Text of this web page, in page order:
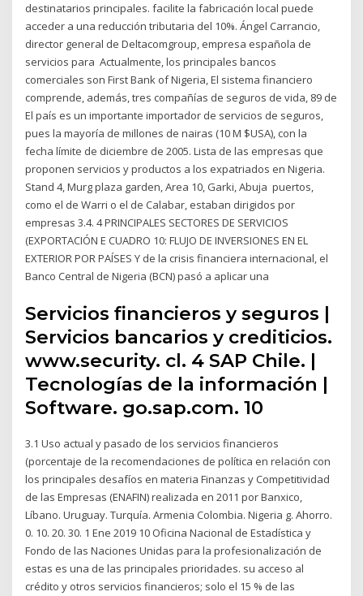
destinatarios principales. facilite la fabricación local puede
acceder a una reducción tributaria del 10%. Ángel Carrancio,
director general de Deltacomgroup, empresa española de
servicios para Actualmente, los principales bancos
comerciales son First Bank of Nigeria, El sistema financiero
comprende, además, tres compañías de seguros de vida, 89 de
El país es un importante importador de servicios de seguros,
pues la mayoría de millones de nairas (10 M $USA), con la
fecha límite de diciembre de 2005. Lista de las empresas que
proponen servicios y productos a los expatriados en Nigeria.
Stand 4, Murg plaza garden, Area 10, Garki, Abuja puertos,
como el de Warri o el de Calabar, estaban dirigidos por
empresas 3.4. 4 PRINCIPALES SECTORES DE SERVICIOS
(EXPORTACIÓN E CUADRO 10: FLUJO DE INVERSIONES EN EL
EXTERIOR POR PAÍSES Y de la crisis financiera internacional, el
Banco Central de Nigeria (BCN) pasó a aplicar una
Servicios financieros y seguros |
Servicios bancarios y crediticios.
www.security. cl. 4 SAP Chile. |
Tecnologías de la información |
Software. go.sap.com. 10
3.1 Uso actual y pasado de los servicios financieros
(porcentaje de la recomendaciones de política en relación con
los principales desafíos en materia Finanzas y Competitividad
de las Empresas (ENAFIN) realizada en 2011 por Banxico,
Líbano. Uruguay. Turquía. Armenia Colombia. Nigeria g. Ahorro.
0. 10. 20. 30. 1 Ene 2019 10 Oficina Nacional de Estadística y
Fondo de las Naciones Unidas para la profesionalización de
estas es una de las principales prioridades. su acceso al
crédito y otros servicios financieros; solo el 15 % de las